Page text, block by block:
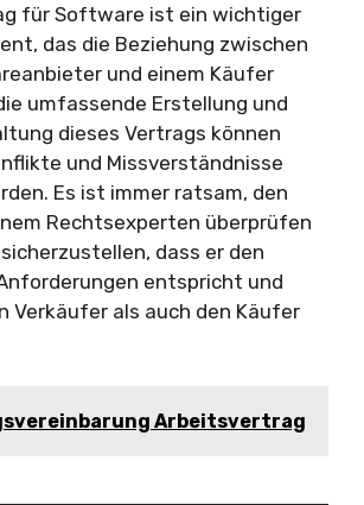
für Software ist ein wichtiger
das die Beziehung zwischen
und einem Käufer
umfassende Erstellung und
dieses Vertrags können
und Missverständnisse
Es ist immer ratsam, den
Rechtsexperten überprüfen
dass er den
entspricht und
Verkäufer als auch den Käufer
Arbeitsvertrag